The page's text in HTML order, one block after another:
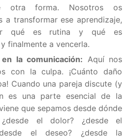
otra forma. Nosotros os
a transformar ese aprendizaje,
qué es rutina y qué es
finalmente a vencerla.
en la comunicación: Aquí nos
con la culpa. ¡Cuánto daño
Cuando una pareja discute (y
es una parte esencial de la
que sepamos desde dónde
¿desde el dolor? ¿desde el
el deseo? ¿desde la